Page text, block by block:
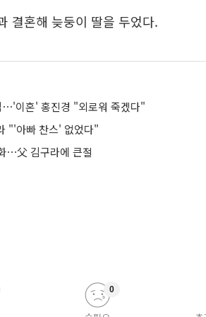
결혼해 늦둥이 딸을 두었다.
⋯'이혼' 홍진경 "외로워 죽겠다"
"'아빠 찬스' 없었다"
⋯父 김구라에 큰절
0